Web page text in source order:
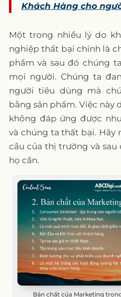
Khách Hàng cho
Một trong nhiều lý do
nghiệp thất bại chính là
phẩm và sau đó chúng
mọi người. Chúng ta
người tiêu dùng mà
bằng sản phẩm. Việc này
không đáp ứng được
và chúng ta thất bại. Hãy
cầu của thị trường và
họ cần.
Bản chất của Marketing